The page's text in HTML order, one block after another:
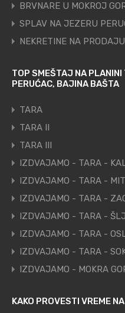
BRVNARE U MOKROJ
SPLAV NA JEZERU
NEKRETINE NA PRODAJU
TOP SMEŠTAJ NA
PERUĆAC, BAJINA BAŠTA
TARA
TARA II
TARA III
IZDVAJAMO - TARA -
IZDVAJAMO - TARA -
IZDVAJAMO - TARA -
IZDVAJAMO - TARA -
IZDVAJAMO - TARA -
IZDVAJAMO - TARA -
IZDVAJAMO - MOKRA
KAKO PROVESTI VREME